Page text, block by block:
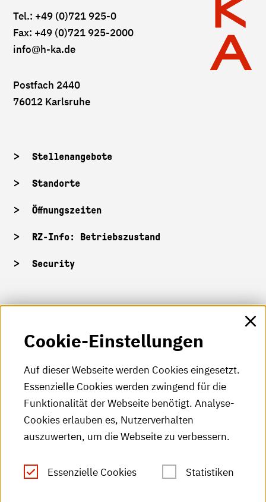
Tel.: +49 (0)721 925-0
Fax: +49 (0)721 925-2000
info@h-ka.de
Postfach 2440
76012 Karlsruhe
Stellenangebote
Standorte
Öffnungszeiten
RZ-Info: Betriebszustand
Security
HKA-Shop
HKA-Videos
HKA-Podcast
HKA-Publikationen
RSS-Feed
Leichte Sprache
Cookie-Einstellungen
Auf dieser Webseite werden Cookies eingesetzt.
Essenzielle Cookies werden zwingend für die
Funktionalität der Webseite benötigt. Analyse-
Cookies erlauben es, Nutzerverhalten
auszuwerten, um die Webseite zu verbessern.
Essenzielle Cookies Statistiken